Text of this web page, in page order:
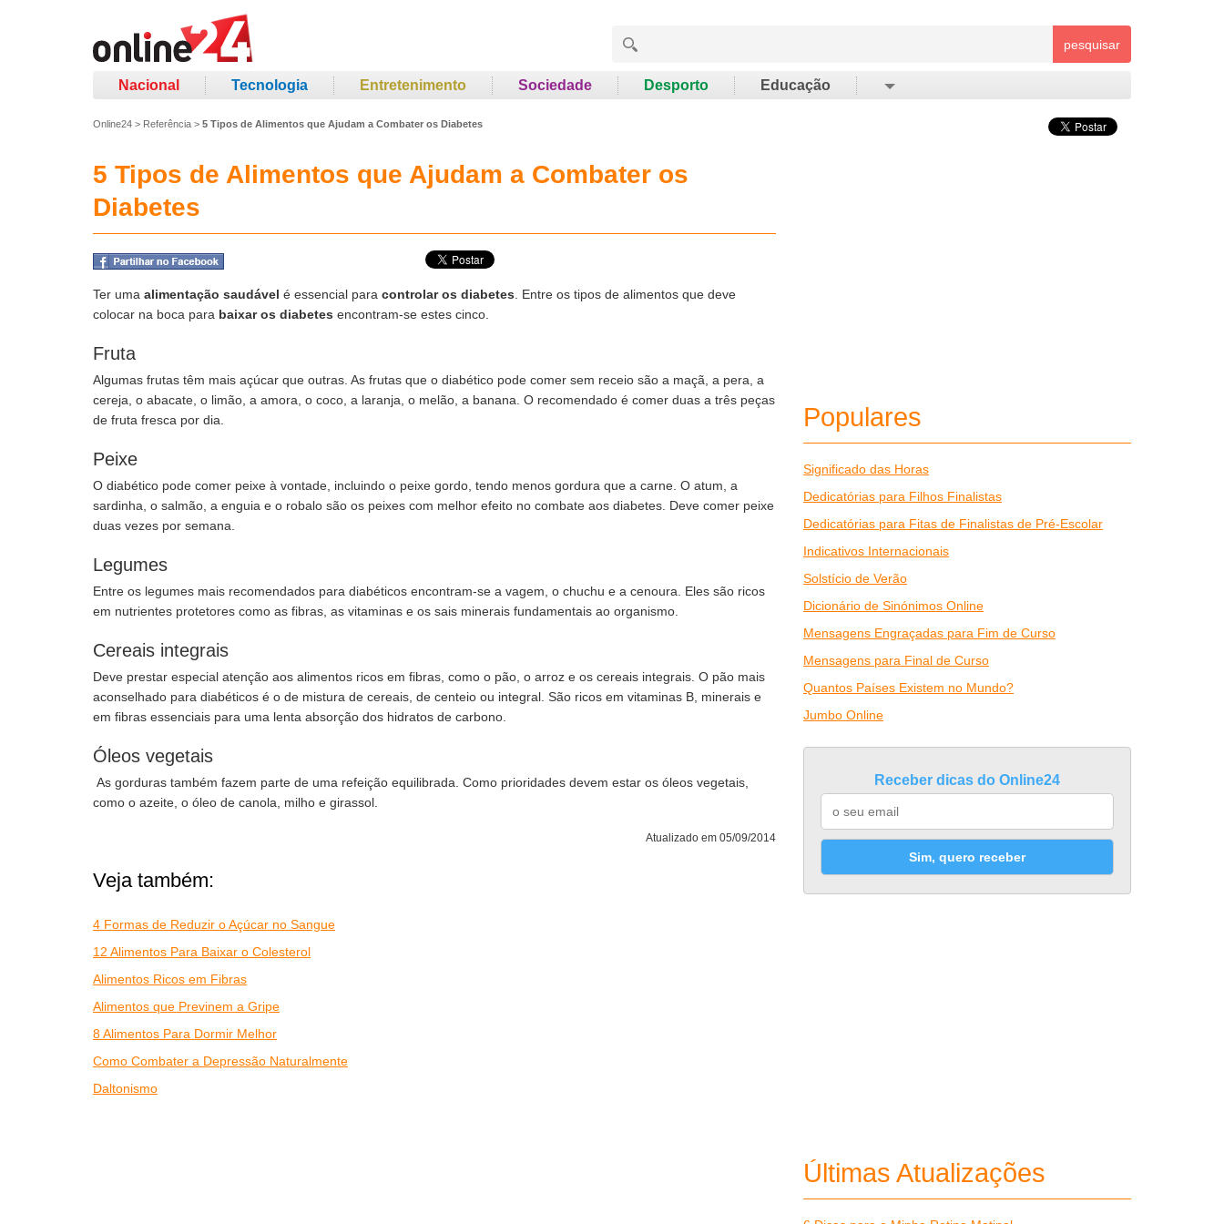
pesquisar
Nacional Tecnologia Entretenimento Sociedade Desporto Educação
Online24 > Referência > 5 Tipos de Alimentos que Ajudam a Combater os Diabetes
5 Tipos de Alimentos que Ajudam a Combater os
Diabetes
Ter uma alimentação saudável é essencial para controlar os diabetes . Entre os tipos de alimentos que deve
colocar na boca para baixar os diabetes encontram-se estes cinco.
Fruta
Algumas frutas têm mais açúcar que outras. As frutas que o diabético pode comer sem receio são a maçã, a pera, a
cereja, o abacate, o limão, a amora, o coco, a laranja, o melão, a banana. O recomendado é comer duas a três peças
de fruta fresca por dia.
Peixe
O diabético pode comer peixe à vontade, incluindo o peixe gordo, tendo menos gordura que a carne. O atum, a
sardinha, o salmão, a enguia e o robalo são os peixes com melhor efeito no combate aos diabetes. Deve comer peixe
duas vezes por semana.
Legumes
Entre os legumes mais recomendados para diabéticos encontram-se a vagem, o chuchu e a cenoura. Eles são ricos
em nutrientes protetores como as fibras, as vitaminas e os sais minerais fundamentais ao organismo.
Cereais integrais
Deve prestar especial atenção aos alimentos ricos em fibras, como o pão, o arroz e os cereais integrais. O pão mais
aconselhado para diabéticos é o de mistura de cereais, de centeio ou integral. São ricos em vitaminas B, minerais e
em fibras essenciais para uma lenta absorção dos hidratos de carbono.
Óleos vegetais
As gorduras também fazem parte de uma refeição equilibrada. Como prioridades devem estar os óleos vegetais,
como o azeite, o óleo de canola, milho e girassol.
Atualizado em 05/09/2014
Veja também:
4 Formas de Reduzir o Açúcar no Sangue
12 Alimentos Para Baixar o Colesterol
Alimentos Ricos em Fibras
Alimentos que Previnem a Gripe
8 Alimentos Para Dormir Melhor
Como Combater a Depressão Naturalmente
Daltonismo
Populares
Significado das Horas
Dedicatórias para Filhos Finalistas
Dedicatórias para Fitas de Finalistas de Pré-Escolar
Indicativos Internacionais
Solstício de Verão
Dicionário de Sinónimos Online
Mensagens Engraçadas para Fim de Curso
Mensagens para Final de Curso
Quantos Países Existem no Mundo?
Jumbo Online
Receber dicas do Online24
Sim, quero receber
Últimas Atualizações